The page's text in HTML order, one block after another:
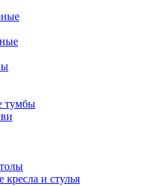
тумбы
и стулья